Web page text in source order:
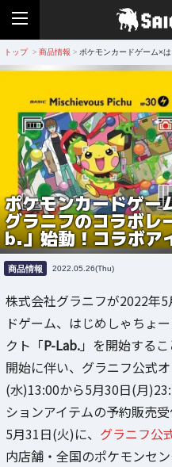
トップ > 商品情報 > ポケモンカードゲーム×
ポケモンカードゲー
グラニフのコラボレ
b.」始動！コラボア
商品情報 2022.05.26(Thu)
株式会社グラニフが2022年
ドゲーム、はじめしゃちょ
クト「P-Lab.」を開始する
開始に伴い、グラニフ公式
(水)13:00から5月30日(月
ションアイテムの予約販売受
5月31日(火)に、 グラニフ公
内店舗・全国のポケモンセン